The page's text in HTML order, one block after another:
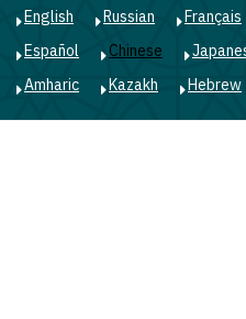
English Russian Français
Español
Chinese
Amharic
Kazakh Hebrew